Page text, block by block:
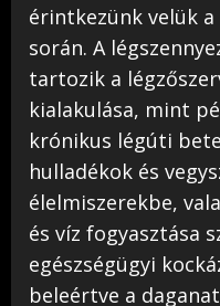
érintkezünk velük
során. A
tartozik a
kialakulása, mint
krónikus légúti
hulladékok és
élelmiszerekbe,
és víz fogyasztása
egészségügyi
beleértve a